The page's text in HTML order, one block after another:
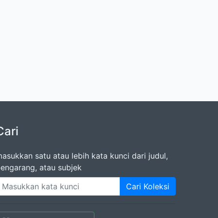
satu atau lebih kata kunci dari judul,
atau subjek
Cari Koleksi